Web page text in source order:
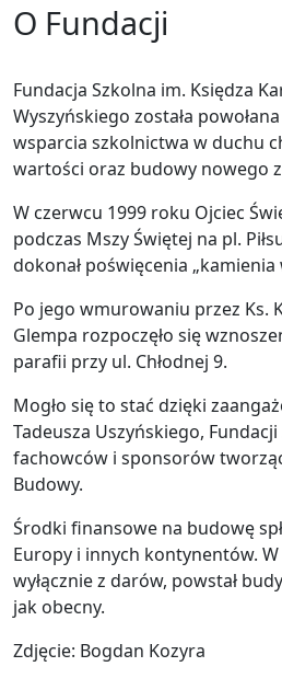
O Fundacji
Fundacja Szkolna im. Księdza
Wyszyńskiego została
wsparcia szkolnictwa w duchu
wartości oraz budowy nowego
W czerwcu 1999 roku Ojciec
podczas Mszy Świętej na pl.
dokonał poświęcenia „kamienia
Po jego wmurowaniu przez Ks.
Glempa rozpoczęło się
parafii przy ul. Chłodnej 9.
Mogło się to stać dzięki
Tadeusza Uszyńskiego,
fachowców i sponsorów
Budowy.
Środki finansowe na budowę
Europy i innych kontynentów.
wyłącznie z darów, powstał
jak obecny.
Zdjęcie: Bogdan Kozyra